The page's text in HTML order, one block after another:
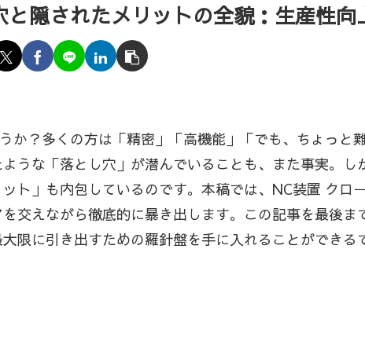
隠されたメリットの全貌：生産性向
か？多くの方は「精密」「高機能」「でも、ちょっ
うな「落とし穴」が潜んでいることも、また事実。し
ト」も内包しているのです。本稿では、NC装置 クロ
交えながら徹底的に暴き出します。この記事を最後ま
限に引き出すための羅針盤を手に入れることができ